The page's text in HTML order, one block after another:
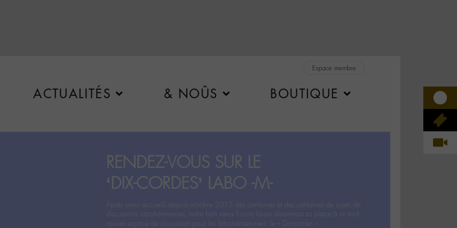
Espace membre
ACTUALITÉS & NOÛS BOUTIQUE
RENDEZ-VOUS SUR LE
‘DIX-CORDES’ LABO -M-
Après avoir accueilli depuis octobre 2015 des centaines et des centaines de sujets de
discussions labohémiennes, notre bon vieux Forum laisse désormais sa place à un tout
nouvel espace de discussion pour les labohémien‧ne‧s: le « Dix-cordes ».